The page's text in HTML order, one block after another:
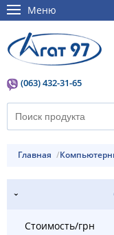
Меню
(063) 432-31-65
Главная
Стоимость/грн